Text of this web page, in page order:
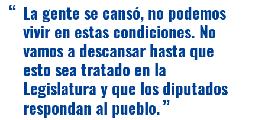
La gente se cansó, no podemos
vivir en estas condiciones. No
vamos a descansar hasta que
esto sea tratado en la
Legislatura y que los diputados
respondan al pueblo.